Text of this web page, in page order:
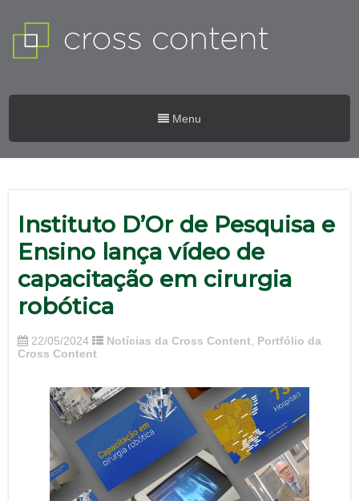
Menu
Instituto D’Or de Pesquisa e
Ensino lança vídeo de
capacitação em cirurgia
robótica
22/05/2024 Notícias da Cross Content, Portfólio da
Cross Content